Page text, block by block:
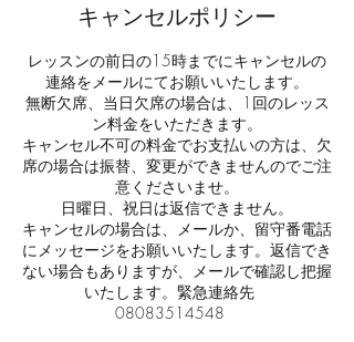
キャンセルポリシー
レッスンの前日の15時までにキャンセルの
連絡をメールにてお願いいたします。
無断欠席、当日欠席の場合は、1回のレッス
ン料金をいただきます。
キャンセル不可の料金でお支払いの方は、欠
席の場合は振替、変更ができませんのでご注
意くださいませ。
日曜日、祝日は返信できません。
キャンセルの場合は、メールか、留守番電話
にメッセージをお願いいたします。返信でき
ない場合もありますが、メールで確認し把握
いたします。緊急連絡先